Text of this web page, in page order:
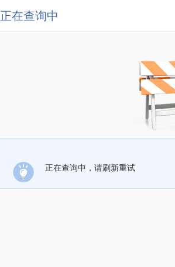
正在查询中
正在查询中，请刷新重试